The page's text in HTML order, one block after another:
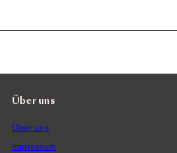
Über uns
Über uns
Impressum